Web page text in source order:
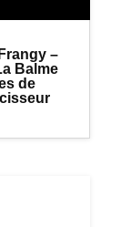
–
Balme
de